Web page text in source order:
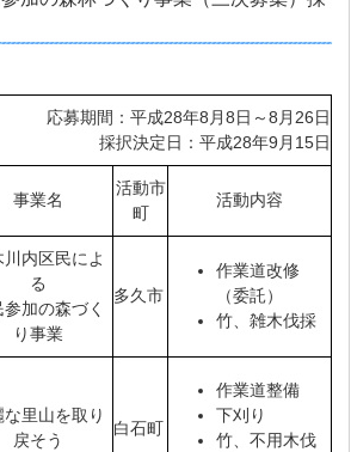
応募期間：平成28年8月8日～8月26日
採択決定日：平成28年9月15日
事業名
活動市
町
活動内容
川内区民によ
る
参加の森づく
り事業
多久市
作業道改修
（委託）
竹、雑木伐採
な里山を取り
戻そう
白石町
作業道整備
下刈り
竹、不用木伐